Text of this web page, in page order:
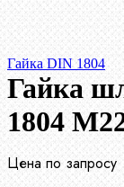
Гайка DIN 1804
Гайка
1804
Цена по запросу